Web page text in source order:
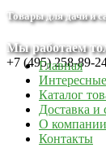
Товары для дачи и
Мы работаем
+7 (495) 258-89-
Главная
Каталог
Доставка и
О компании
Контакты